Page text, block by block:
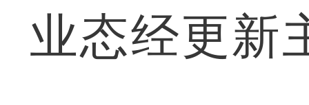
业态经更新